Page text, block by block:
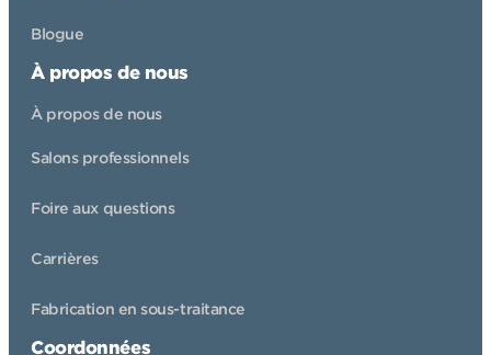
Blogue
À propos de nous
À propos de nous
Salons professionnels
Foire aux questions
Carrières
Fabrication en sous-traitance
Coordonnées